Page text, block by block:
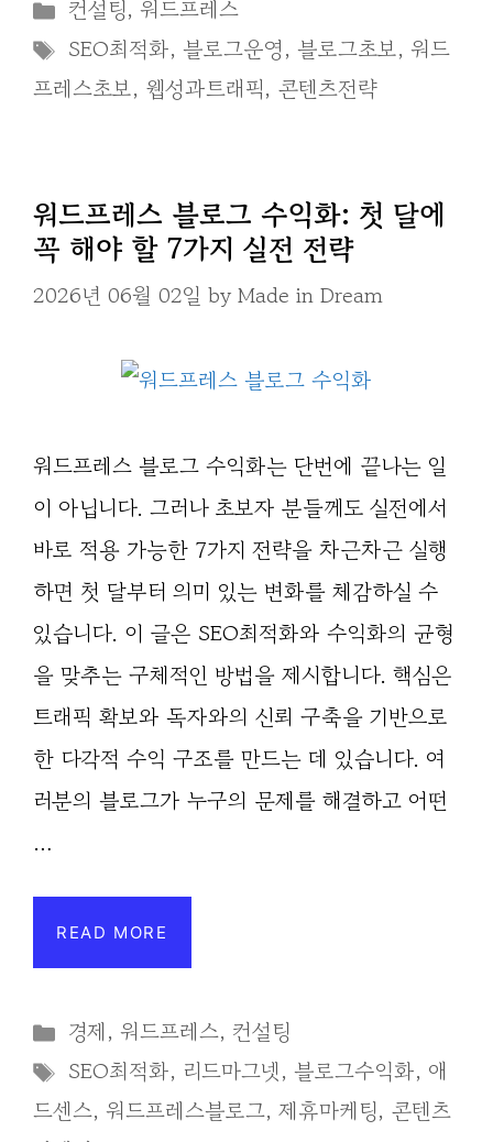
컨설팅, 워드프레스
Tags
SEO최적화, 블로그운영, 블로그초보, 워드
프레스초보, 웹성과트래픽, 콘텐츠전략
워드프레스 블로그 수익화: 첫 달에
꼭 해야 할 7가지 실전 전략
2026년 06월 02일 by Made in Dream
워드프레스 블로그 수익화는 단번에 끝나는 일
이 아닙니다. 그러나 초보자 분들께도 실전에서
바로 적용 가능한 7가지 전략을 차근차근 실행
하면 첫 달부터 의미 있는 변화를 체감하실 수
있습니다. 이 글은 SEO최적화와 수익화의 균형
을 맞추는 구체적인 방법을 제시합니다. 핵심은
트래픽 확보와 독자와의 신뢰 구축을 기반으로
한 다각적 수익 구조를 만드는 데 있습니다. 여
러분의 블로그가 누구의 문제를 해결하고 어떤
…
READ MORE
Categories
경제, 워드프레스, 컨설팅
Tags
SEO최적화, 리드마그넷, 블로그수익화, 애
드센스, 워드프레스블로그, 제휴마케팅, 콘텐츠